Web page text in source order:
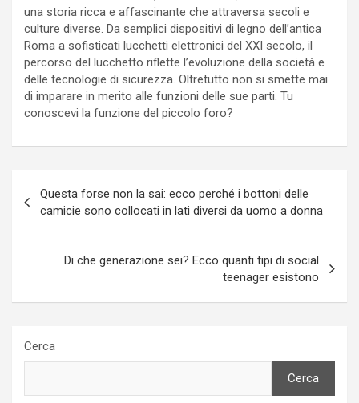
una storia ricca e affascinante che attraversa secoli e
culture diverse. Da semplici dispositivi di legno dell’antica
Roma a sofisticati lucchetti elettronici del XXI secolo, il
percorso del lucchetto riflette l’evoluzione della società e
delle tecnologie di sicurezza. Oltretutto non si smette mai
di imparare in merito alle funzioni delle sue parti. Tu
conoscevi la funzione del piccolo foro?
articoli
Questa forse non la sai: ecco perché i bottoni delle
camicie sono collocati in lati diversi da uomo a donna
Di che generazione sei? Ecco quanti tipi di social
teenager esistono
Cerca
Cerca